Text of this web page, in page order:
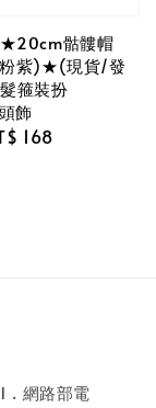
骷髏帽
紫)★(現貨/發
箍裝扮
飾
168
. 網路部電